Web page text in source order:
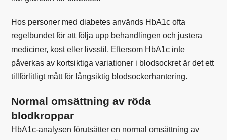
Hos personer med diabetes används HbA1c ofta
regelbundet för att följa upp behandlingen och justera
mediciner, kost eller livsstil. Eftersom HbA1c inte
påverkas av kortsiktiga variationer i blodsockret är det ett
tillförlitligt mått för långsiktig blodsockerhantering.
Normal omsättning av röda
blodkroppar
HbA1c-analysen förutsätter en normal omsättning av